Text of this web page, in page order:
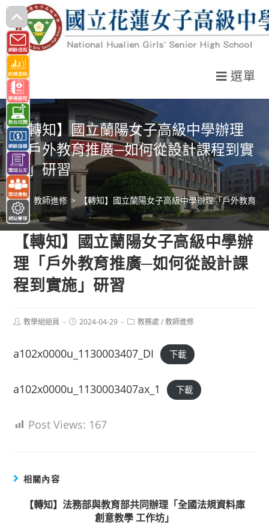
跳
轉
至
主
要
內
容
選單
【轉知】國立蘭陽女子高級中學辦理
「戶外教育推廣─如何從設計課程到實
施」研習
> 教師進修 > 【轉知】國立蘭陽女子高級中學辦理「戶外教育
【轉知】國立蘭陽女子高級中學辦
理「戶外教育推廣─如何從設計課
程到實施」研習
Post教學組組員
Post2024-04-29
Post教務處 / 教師進修
a102x0000u_1130003407_DI 下載
a102x0000u_1130003407ax_1 下載
Post Views: 167
相關內容
【轉知】法務部與教育部共同辦理「全國法規資料庫
創意教學 工作坊」